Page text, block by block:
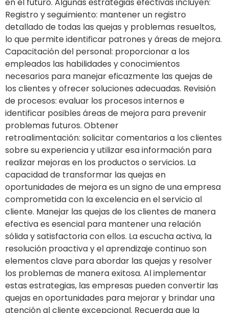
Registro y seguimiento: mantener un registro
detallado de todas las quejas y problemas resueltos,
lo que permite identificar patrones y áreas de mejora.
Capacitación del personal: proporcionar a los
empleados las habilidades y conocimientos
necesarios para manejar eficazmente las quejas de
los clientes y ofrecer soluciones adecuadas. Revisión
de procesos: evaluar los procesos internos e
identificar posibles áreas de mejora para prevenir
problemas futuros. Obtener
retroalimentación: solicitar comentarios a los clientes
sobre su experiencia y utilizar esa información para
realizar mejoras en los productos o servicios. La
capacidad de transformar las quejas en
oportunidades de mejora es un signo de una empresa
comprometida con la excelencia en el servicio al
cliente. Manejar las quejas de los clientes de manera
efectiva es esencial para mantener una relación
sólida y satisfactoria con ellos. La escucha activa, la
resolución proactiva y el aprendizaje continuo son
elementos clave para abordar las quejas y resolver
los problemas de manera exitosa. Al implementar
estas estrategias, las empresas pueden convertir las
quejas en oportunidades para mejorar y brindar una
atención al cliente excepcional. Recuerda que la